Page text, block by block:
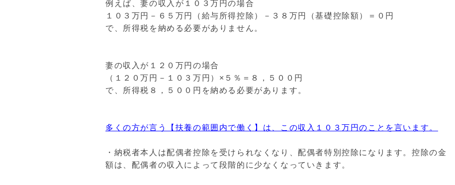
例えば、妻の収入が１０３万円の場合
１０３万円－６５万円（給与所得控除）－３８万円（基礎控除額）＝０円
で、所得税を納める必要がありません。
妻の収入が１２０万円の場合
（１２０万円－１０３万円）×５％＝８，５００円
で、所得税８，５００円を納める必要があります。
多くの方が言う【扶養の範囲内で働く】は、この収入１０３万円のことを言います。
・納税者本人は配偶者控除を受けられなくなり、配偶者特別控除になります。控除の金
額は、配偶者の収入によって段階的に少なくなっていきます。